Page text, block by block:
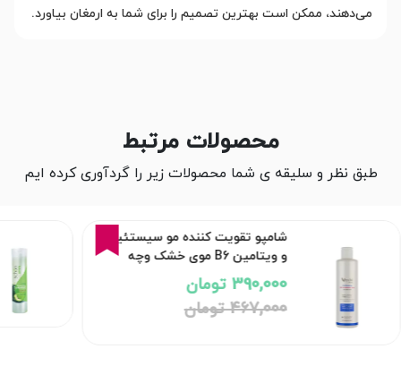
می‌دهند، ممکن است بهترین تصمیم را برای شما به ارمغان بیاورد.
محصولات مرتبط
طبق نظر و سلیقه ی شما محصولات زیر را گردآوری کرده ایم
شامپو تقویت کننده مو سیستئین
و ویتامین B6 موی خشک وچه
390,000 تومان
467,000 تومان